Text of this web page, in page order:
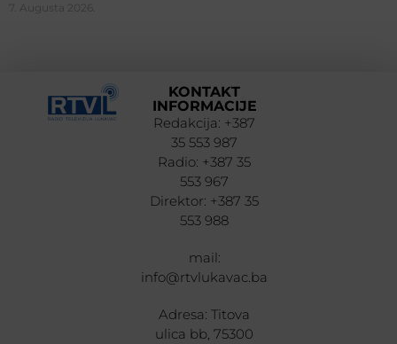
7. Augusta 2026.
KONTAKT
INFORMACIJE
Redakcija: +387
35 553 987
Radio: +387 35
553 967
Direktor: +387 35
553 988
mail:
info@rtvlukavac.ba
Adresa: Titova
ulica bb, 75300